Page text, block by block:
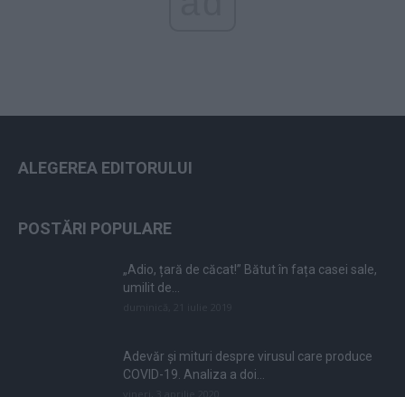
ALEGEREA EDITORULUI
POSTĂRI POPULARE
„Adio, țară de căcat!” Bătut în fața casei sale,
umilit de...
Adevăr și mituri despre virusul care produce
COVID-19. Analiza a doi...